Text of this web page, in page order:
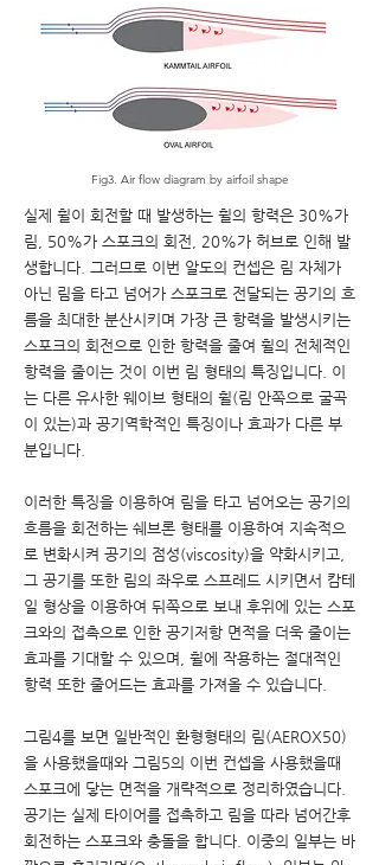
Fig3. Air flow diagram by airfoil shape
실제 휠이 회전할 때 발생하는 휠의 항력은 30%가
림, 50%가 스포크의 회전, 20%가 허브로 인해 발
생합니다. 그러므로 이번 알도의 컨셉은 림 자체가
아닌 림을 타고 넘어가 스포크로 전달되는 공기의 흐
름을 최대한 분산시키며 가장 큰 항력을 발생시키는
스포크의 회전으로 인한 항력을 줄여 휠의 전체적인
항력을 줄이는 것이 이번 림 형태의 특징입니다. 이
는 다른 유사한 웨이브 형태의 휠(림 안쪽으로 굴곡
이 있는)과 공기역학적인 특징이나 효과가 다른 부
분입니다.
이러한 특징을 이용하여 림을 타고 넘어오는 공기의
흐름을 회전하는 쉐브론 형태를 이용하여 지속적으
로 변화시켜 공기의 점성(viscosity)을 약화시키고,
그 공기를 또한 림의 좌우로 스프레드 시키면서 캄테
일 형상을 이용하여 뒤쪽으로 보내 후위에 있는 스포
크와의 접촉으로 인한 공기저항 면적을 더욱 줄이는
효과를 기대할 수 있으며, 휠에 작용하는 절대적인
항력 또한 줄어드는 효과를 가져올 수 있습니다.
그림4를 보면 일반적인 환형형태의 림(AEROX50)
을 사용했을때와 그림5의 이번 컨셉을 사용했을때
스포크에 닿는 면적을 개략적으로 정리하였습니다.
공기는 실제 타이어를 접촉하고 림을 따라 넘어간후
회전하는 스포크와 충돌을 합니다. 이중의 일부는 바